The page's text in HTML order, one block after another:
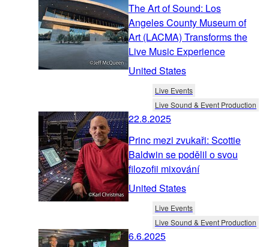
The Art of Sound: Los
Angeles County Museum of
Art (LACMA) Transforms the
Live Music Experience
United States
Live Events
Live Sound & Event Production
22.8.2025
Princ mezi zvukaři: Scottie
Baldwin se podělil o svou
filozofii mixování
United States
Live Events
Live Sound & Event Production
6.6.2025